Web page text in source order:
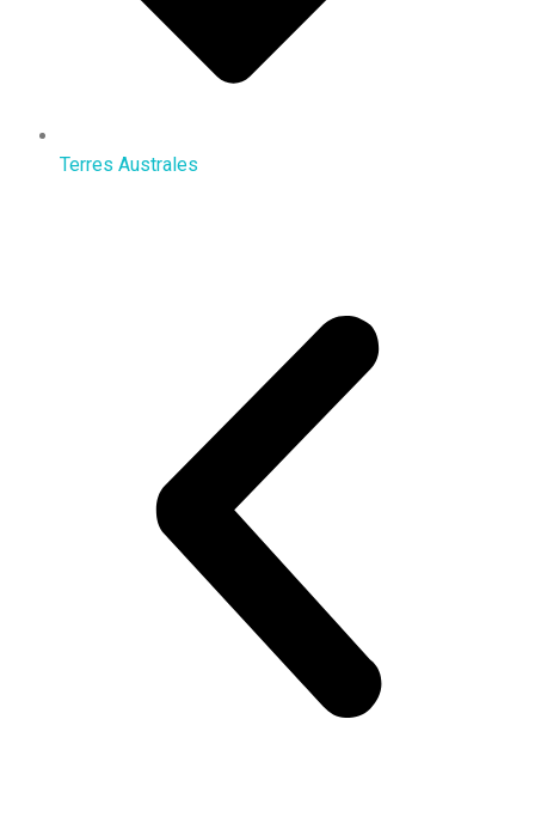
Terres Australes